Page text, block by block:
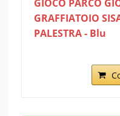
GIOCO PARCO
GRAFFIATOIO
PALESTRA - Blu